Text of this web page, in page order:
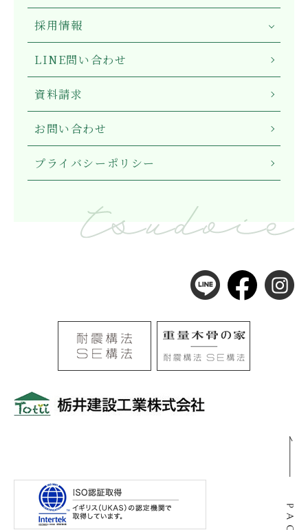
採用情報
LINE問い合わせ
資料請求
お問い合わせ
プライバシーポリシー